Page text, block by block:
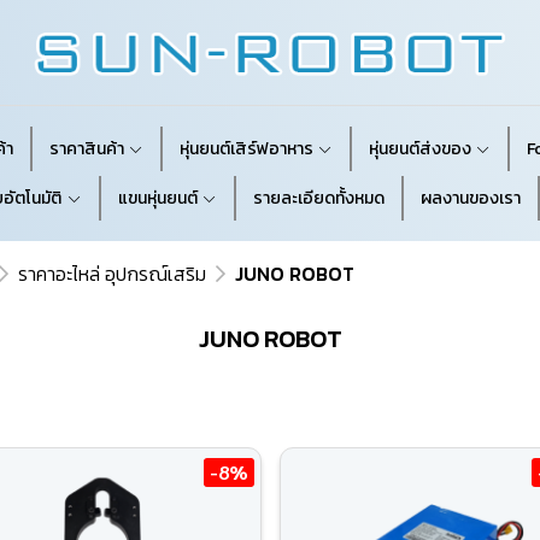
ราคาสินค้า หุ่นยนต์เสิร์ฟอาหาร หุ่นยนต์ส่งของ
ตโนมัติ
แขนหุ่นยนต์ รายละเอียดทั้งหมด ผลงานของเรา
ราคาอะไหล่ อุปกรณ์เสริม JUNO ROBOT
JUNO ROBOT
-8%